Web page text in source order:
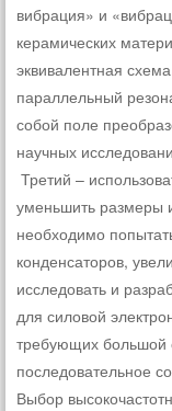
вибрация» и
керамических
эквивалентная
параллельный
собой поле
научных
Третий –
уменьшить размеры
необходимо
конденсаторов,
исследовать и
для силовой
требующих большой
последовательное
Выбор